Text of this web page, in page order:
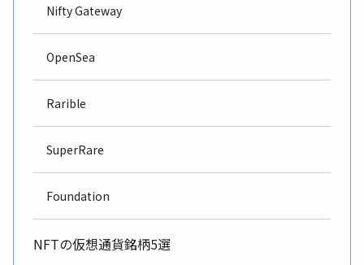
Nifty Gateway
OpenSea
Rarible
SuperRare
Foundation
NFTの仮想通貨銘柄5選